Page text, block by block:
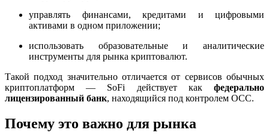
управлять финансами, кредитами и цифровыми
активами в одном приложении;
использовать образовательные и аналитические
инструменты для рынка криптовалют.
Такой подход значительно отличается от сервисов обычных
криптоплатформ — SoFi действует как федерально
лицензированный банк, находящийся под контролем OCC.
Почему это важно для рынка